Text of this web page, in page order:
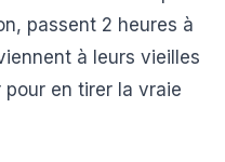
passent 2 heures à
à leurs vieilles
en tirer la vraie